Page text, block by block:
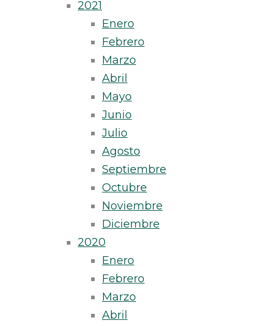
2021
Enero
Febrero
Marzo
Abril
Mayo
Junio
Julio
Agosto
Septiembre
Octubre
Noviembre
Diciembre
2020
Enero
Febrero
Marzo
Abril